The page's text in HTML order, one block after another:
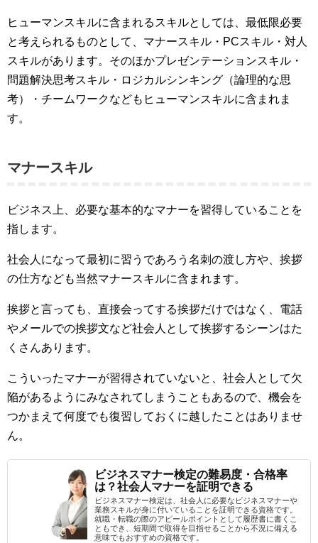
ヒューマンスキルに含まれるスキルとしては、最低限必要
と考えられるものとして、マナースキル・PCスキル・対人
スキルがあります。そのほかプレゼンテーションスキル・
問題解決思考スキル・ロジカルシンキング（論理的な思
考）・チームワークなどもヒューマンスキルに含まれま
す。
マナースキル
ビジネス上、必要な基本的なマナーを習得していることを
指します。
社会人になって最初に習うであろう名刺の渡し方や、挨拶
の仕方なども当然マナースキルに含まれます。
挨拶と言っても、直接会ってする挨拶だけではなく、電話
やメールでの挨拶文など社会人として挨拶するシーンはた
くさんあります。
こういったマナーが習得されていないと、社会人として欠
陥があるようにみなされてしまうこともあるので、機会を
つかまえて何度でも復習しておくに越したことはありませ
ん。
ビジネスマナー検定の難易度・合格率
は？社会人マナーを証明できる
ビジネスマナー検定は、社会人に必要なビジネスマナーや
業務スキルが身に付いていることを証明できる資格です。
就職・転職の際のアピールポイントとして履歴書に書くこ
ともでき、短期間で取得を目指せることから不況に備える
意味でもおすすめの資格です。